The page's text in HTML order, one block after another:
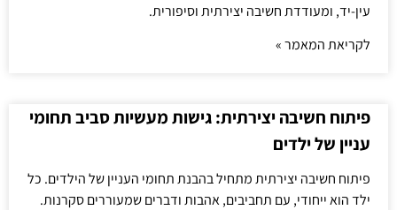
עין-יד, ומעודדת חשיבה יצירתית וסיפורית.
לקריאת המאמר »
פיתוח חשיבה יצירתית: גישות מעשיות סביב תחומי
עניין של ילדים
פיתוח חשיבה יצירתית מתחיל בהבנת תחומי העניין של הילדים. כל
ילד הוא ייחודי, עם תחביבים, אהבות ודברים שמעוררים סקרנות.